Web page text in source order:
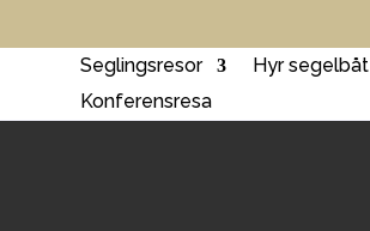
Seglingsresor
Hyr segelbåt
Konferensresa